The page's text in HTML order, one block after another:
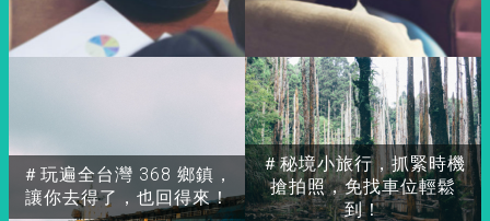
＃玩遍全台灣 368 鄉鎮，
讓你去得了，也回得來！
＃秘境小旅行，抓緊時機
搶拍照，免找車位輕鬆
到！